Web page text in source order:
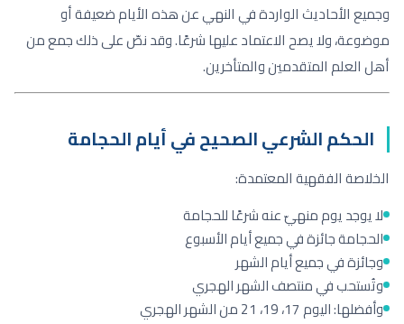
وجميع الأحاديث الواردة في النهي عن هذه الأيام ضعيفة أو
موضوعة، ولا يصح الاعتماد عليها شرعًا. وقد نصّ على ذلك جمع من
أهل العلم المتقدمين والمتأخرين.
الحكم الشرعي الصحيح في أيام الحجامة
الخلاصة الفقهية المعتمدة:
لا يوجد يوم منهيّ عنه شرعًا للحجامة
الحجامة جائزة في جميع أيام الأسبوع
وجائزة في جميع أيام الشهر
وتُستحب في منتصف الشهر الهجري
وأفضلها: اليوم 17، 19، 21 من الشهر الهجري